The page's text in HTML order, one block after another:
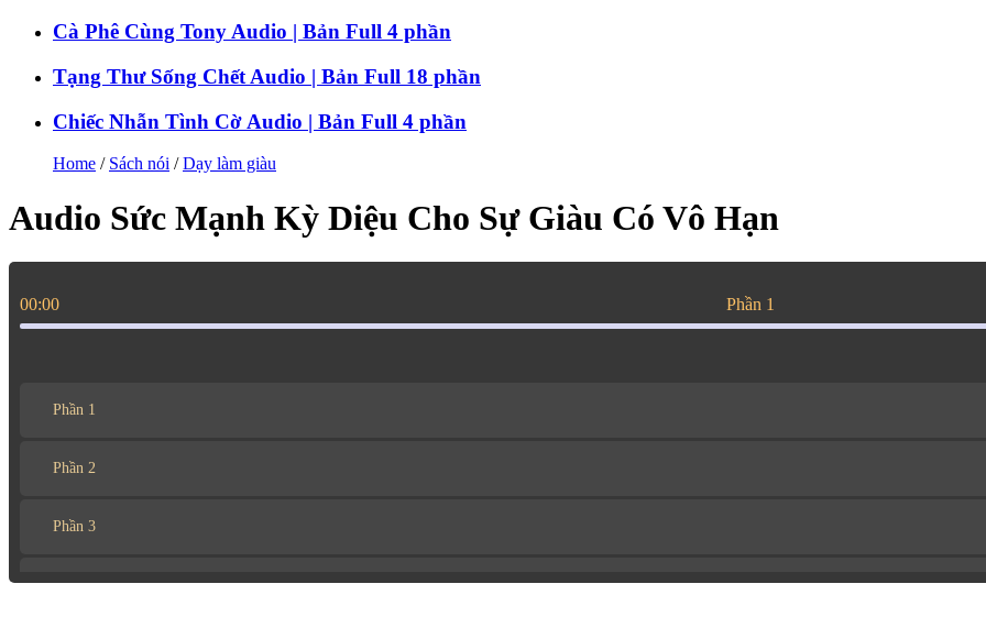
Cà Phê Cùng Tony Audio | Bản Full 4 phần
Tạng Thư Sống Chết Audio | Bản Full 18 phần
Chiếc Nhẫn Tình Cờ Audio | Bản Full 4 phần
Home / Sách nói /Dạy làm giàu
Audio Sức Mạnh Kỳ Diệu Cho Sự Giàu Có Vô Hạn
00:00 Phần 1
Phần 1
Phần 2
Phần 3
Phần Cuối